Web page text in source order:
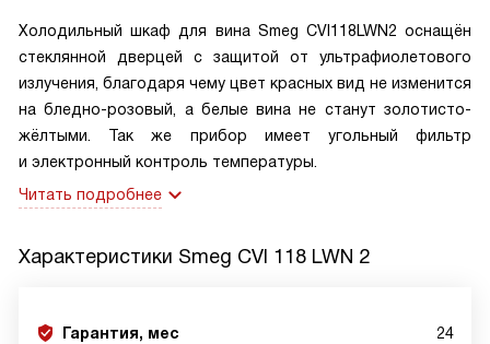
Холодильный шкаф для вина Smeg CVI118LWN2 оснащён
стеклянной дверцей с защитой от ультрафиолетового
излучения, благодаря чему цвет красных вид не изменится
на бледно-розовый, а белые вина не станут золотисто-
жёлтыми. Так же прибор имеет угольный фильтр
и электронный контроль температуры.
Читать подробнее
Характеристики Smeg CVI 118 LWN 2
Гарантия, мес 24